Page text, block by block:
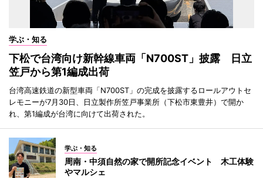
学ぶ・知る
下松で台湾向け新幹線車両「N700ST」披露 日立
笠戸から第1編成出荷
台湾高速鉄道の新型車両「N700ST」の完成を披露するロールアウトセ
レモニーが7月30日、日立製作所笠戸事業所（下松市東豊井）で開か
れ、第1編成が台湾に向けて出荷された。
学ぶ・知る
周南・中須自然の家で開所記念イベント 木工体験
やマルシェ